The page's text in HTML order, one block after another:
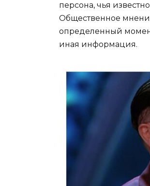
персона, чья
Общественное
определенный
иная информация.